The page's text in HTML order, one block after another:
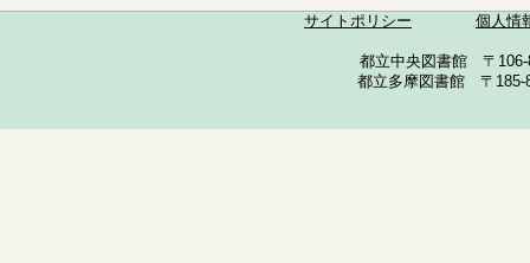
サイトポリシー 個人情
都立中央図書館 〒
都立多摩図書館 〒185-